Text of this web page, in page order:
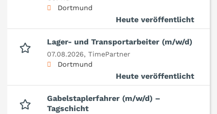
Dortmund
Heute veröffentlicht
Lager- und Transportarbeiter (m/w/d)
07.08.2026, TimePartner
Dortmund
Heute veröffentlicht
Gabelstaplerfahrer (m/w/d) –
Tagschicht